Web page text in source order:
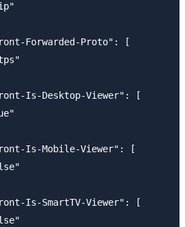
Forwarded-Proto": [
Is-Desktop-Viewer": [
Is-Mobile-Viewer": [
Is-SmartTV-Viewer": [